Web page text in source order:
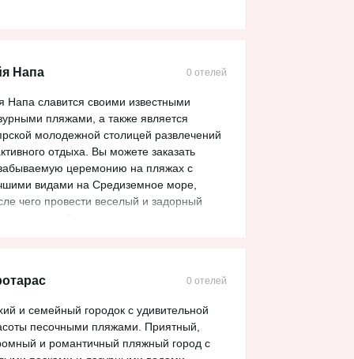
Напа 0 отелей
Напа славится своими известными
пляжами, а также является
молодежной столицей развлечений
отдыха. Вы можете заказать
церемонию на пляжах с
видами на Средиземное море,
чего провести веселый и задорный
на "Черной жемчужине". Если вы хотите
на тихие бархатные пляжи Айя Напы,
можно вдоволь насладиться жарким
и прохладными морскими волнами.
0 отелей
и семейный городок с удивительной
песочными пляжами. Приятный,
и романтичный пляжный город с